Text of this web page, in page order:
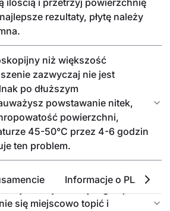
Informacje o PLA
ilością i przetrzyj powierzchnię
rezultaty, płytę należy
niż większość
zazwyczaj nie jest
po dłuższym
powstawanie nitek,
powierzchni,
45-50°C przez 4-6 godzin
ten problem.
stosować szlifowanie na
szybko się nagrzeje w
się miejscowo topić i